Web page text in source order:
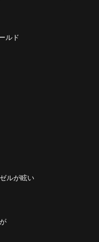
ルド
ルが眩い